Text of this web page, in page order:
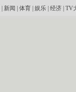
新闻 体育| 娱乐| 经济| TV